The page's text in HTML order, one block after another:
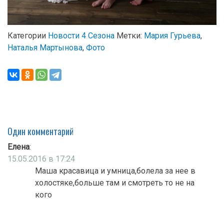
Категории Новости 4 Сезона Метки: Мария Гурьева,
Наталья Мартынова, Фото
Один комментарий
Елена:
15.05.2016 в 17:24
Маша красавица и умница,болела за нее в
холостяке,больше там и смотреть то не на
кого